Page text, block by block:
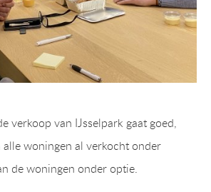
verkoop van IJsselpark gaat goed,
woningen al verkocht onder
de woningen onder optie.